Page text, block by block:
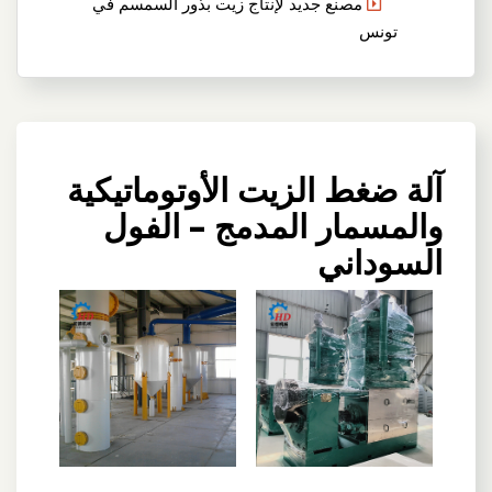
تونس
آلة ضغط الزيت الأوتوماتيكية
والمسمار المدمج – الفول
السوداني